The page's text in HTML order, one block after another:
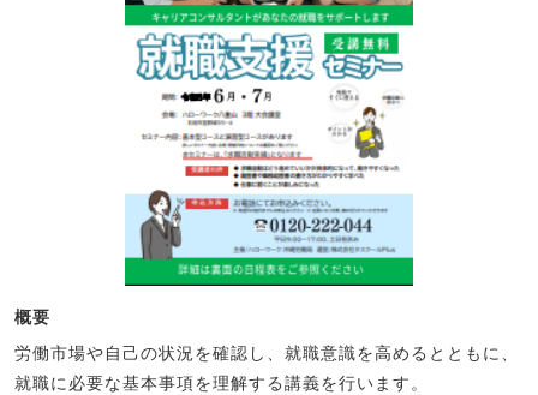
概要
労働市場や自己の状況を確認し、就職意識を高めるとともに、
就職に必要な基本事項を理解する講義を行います。